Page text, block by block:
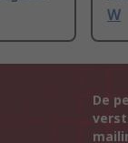
W
De